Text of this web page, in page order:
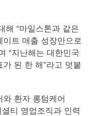
해 “마일스톤과 같은
트 매출 성장만으로
“지난해는 대한민국
된 한 해”라고 덧붙
환자 롱텀케어
티 영업조직과 인력